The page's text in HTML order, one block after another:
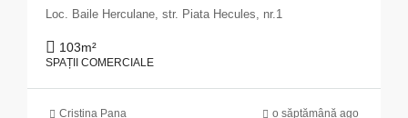
Loc. Baile Herculane, str. Piata Hecules, nr.1
103m²
SPAȚII COMERCIALE
Cristina Pana o săptămână ago